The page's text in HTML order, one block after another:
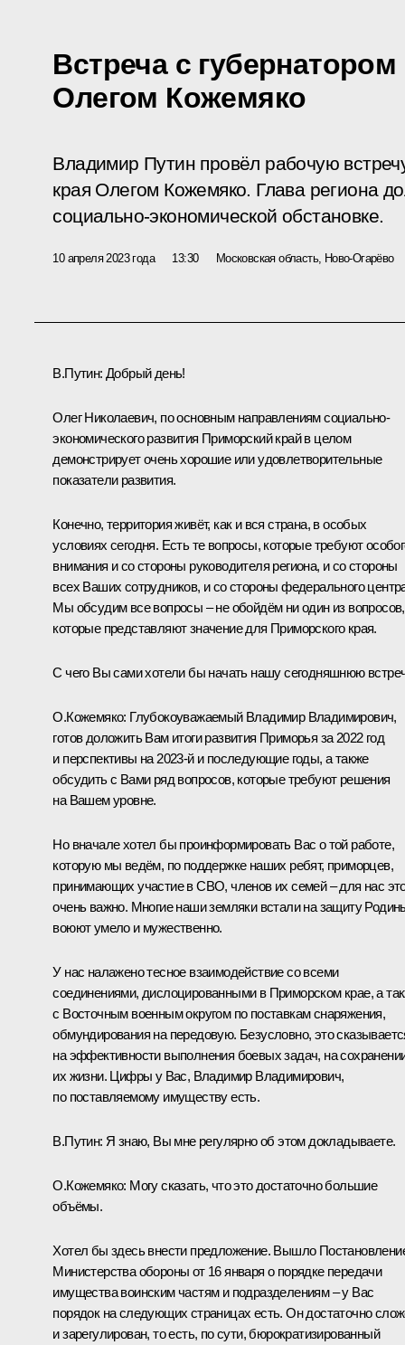
Встреча с
Олегом Кожемяко
Владимир Путин провёл рабочую
края Олегом Кожемяко. Глава региона
социально-экономической обстановке.
10 апреля 2023 года 13:30 Московская область, Ново-Огарёво
В.Путин: Добрый день!
Олег Николаевич, по основным направлениям социально-
экономического развития Приморский край в целом
демонстрирует очень хорошие или удовлетворительные
показатели развития.
Конечно, территория живёт, как и вся страна, в особых
условиях сегодня. Есть те вопросы, которые требуют
внимания и со стороны руководителя региона, и со стороны
всех Ваших сотрудников, и со стороны федерального
Мы обсудим все вопросы – не обойдём ни один из вопросов,
которые представляют значение для Приморского края.
С чего Вы сами хотели бы начать нашу сегодняшнюю
О.Кожемяко: Глубокоуважаемый Владимир Владимирович,
готов доложить Вам итоги развития Приморья за 2022 год
и перспективы на 2023-й и последующие годы, а также
обсудить с Вами ряд вопросов, которые требуют решения
на Вашем уровне.
Но вначале хотел бы проинформировать Вас о той работе,
которую мы ведём, по поддержке наших ребят, приморцев,
принимающих участие в СВО, членов их семей – для нас
очень важно. Многие наши земляки встали на защиту
воюют умело и мужественно.
У нас налажено тесное взаимодействие со всеми
соединениями, дислоцированными в Приморском крае, а
с Восточным военным округом по поставкам снаряжения,
обмундирования на передовую. Безусловно, это
на эффективности выполнения боевых задач, на
их жизни. Цифры у Вас, Владимир Владимирович,
по поставляемому имуществу есть.
В.Путин: Я знаю, Вы мне регулярно об этом докладываете.
О.Кожемяко: Могу сказать, что это достаточно большие
объёмы.
Хотел бы здесь внести предложение. Вышло
Министерства обороны от 16 января о порядке передачи
имущества воинским частям и подразделениям – у Вас
порядок на следующих страницах есть. Он достаточно
и зарегулирован, то есть, по сути, бюрократизированный